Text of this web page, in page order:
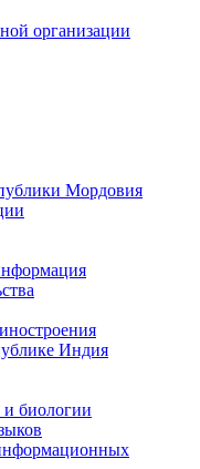
организации
Мордовия
Индия
и биологии